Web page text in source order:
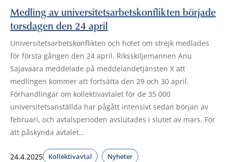
Medling av universitetsarbetskonflikten började
torsdagen den 24 april
Universitetsarbetskonflikten och hotet om strejk medlades
för första gången den 24 april. Riksskiljemannen Anu
Sajavaara meddelade på meddelandetjänsten X att
medlingen kommer att fortsätta den 29 och 30 april.
Förhandlingar om kollektivavtalet för de 35 000
universitetsanställda har pågått intensivt sedan början av
februari, och avtalsperioden avslutades i slutet av mars. För
att påskynda avtalet…
24.4.2025 Kollektivavtal Nyheter